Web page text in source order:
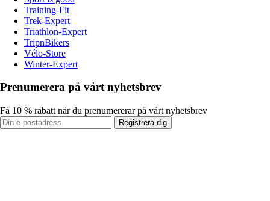
Training-Fit
Trek-Expert
Triathlon-Expert
TripnBikers
Vélo-Store
Winter-Expert
Prenumerera på vårt nyhetsbrev
Få 10 % rabatt när du prenumererar på vårt nyhetsbrev
Registrera dig